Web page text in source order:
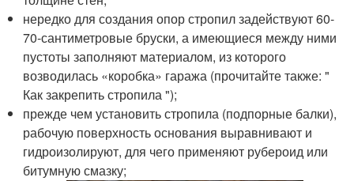
нередко для создания опор стропил задействуют 60-
70-сантиметровые бруски, а имеющиеся между ними
пустоты заполняют материалом, из которого
возводилась «коробка» гаража (прочитайте также: "
Как закрепить стропила ");
прежде чем установить стропила (подпорные балки),
рабочую поверхность основания выравнивают и
гидроизолируют, для чего применяют рубероид или
битумную смазку;